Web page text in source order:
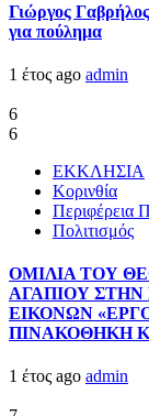
Γιώργος
για πούλημα
1 έτος ago admin
6
6
ΕΚΚΛΗΣΙΑ
Κορινθία
Περιφέρεια
Πολιτισμός
ΟΜΙΛΙΑ ΤΟΥ
ΑΓΑΠΙΟΥ
ΕΙΚΟΝΩΝ
ΠΙΝΑΚΟΘΗΚΗ
1 έτος ago admin